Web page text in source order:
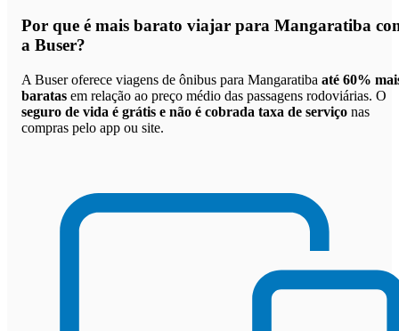
Por que é mais barato viajar para Mangaratiba
a Buser?
A Buser oferece viagens de ônibus para Mangaratiba até 60%
baratas em relação ao preço médio das passagens rodoviárias. O
seguro de vida é grátis e não é cobrada taxa de serviço nas
compras pelo app ou site.